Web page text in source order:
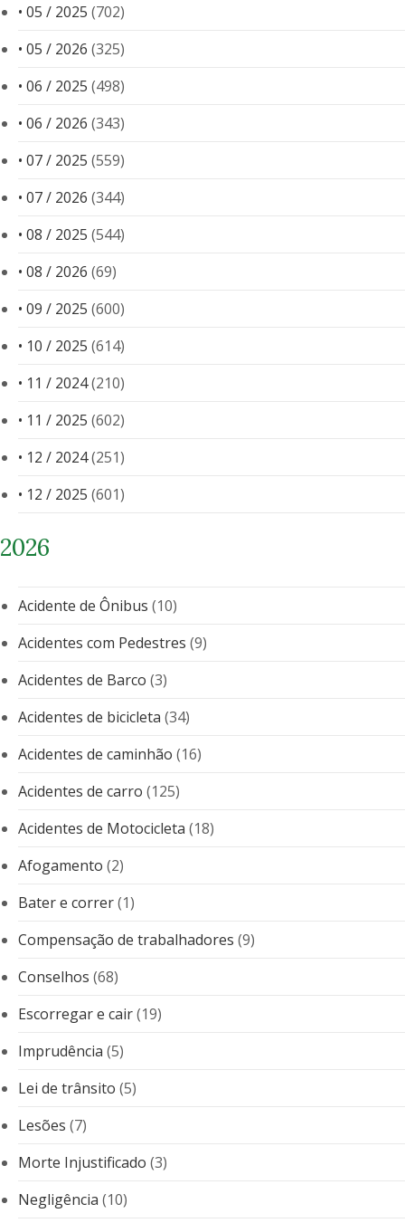
• 05 / 2025 (702)
• 05 / 2026 (325)
• 06 / 2025 (498)
• 06 / 2026 (343)
• 07 / 2025 (559)
• 07 / 2026 (344)
• 08 / 2025 (544)
• 08 / 2026 (69)
• 09 / 2025 (600)
• 10 / 2025 (614)
• 11 / 2024(210)
• 11 / 2025 (602)
• 12 / 2024(251)
• 12 / 2025 (601)
2026
Acidente de Ônibus (10)
Acidentes com Pedestres (9)
Acidentes de Barco (3)
Acidentes de bicicleta (34)
Acidentes de caminhão (16)
Acidentes de carro (125)
Acidentes de Motocicleta (18)
Afogamento (2)
Bater e correr(1)
Compensação de trabalhadores (9)
Conselhos (68)
Escorregar e cair(19)
Imprudência (5)
Lei de trânsito (5)
Lesões (7)
Morte Injustificado (3)
Negligência (10)